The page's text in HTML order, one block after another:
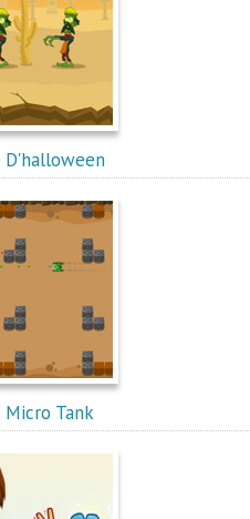
D'halloween
Tank